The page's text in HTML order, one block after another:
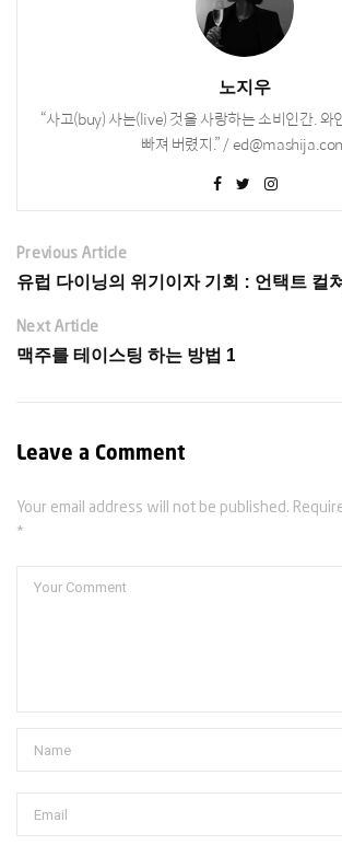
노지우
“사고(buy) 사는(live) 것을 사랑하는 소비인간. 와
빠져 버렸지.” /
Previous Article
유럽 다이닝의 위기이자 기회 : 언택트 컬쳐
Next Article
맥주를 테이스팅 하는 방법 1
Leave a Comment
Your email address will not be published.
*